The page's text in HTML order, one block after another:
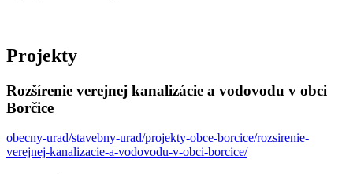
Projekty
Rozšírenie verejnej kanalizácie a vodovodu v obci
Borčice
obecny-urad/stavebny-urad/projekty-obce-borcice/rozsirenie-
verejnej-kanalizacie-a-vodovodu-v-obci-borcice/